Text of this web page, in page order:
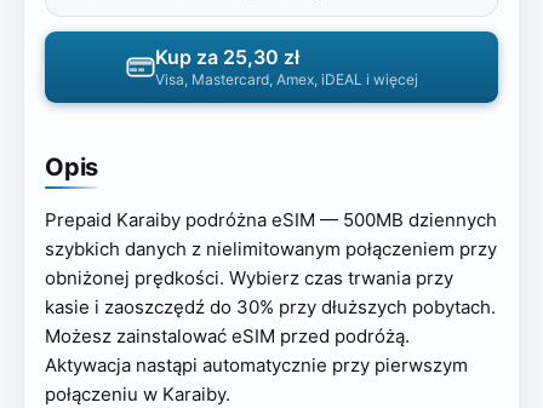
Opis
Prepaid Karaiby podróżna eSIM — 500MB dziennych
szybkich danych z nielimitowanym połączeniem przy
obniżonej prędkości. Wybierz czas trwania przy
kasie i zaoszczędź do 30% przy dłuższych pobytach.
Możesz zainstalować eSIM przed podróżą.
Aktywacja nastąpi automatycznie przy pierwszym
połączeniu w Karaiby.
Kup za 25,30 zł
Visa, Mastercard, Amex, iDEAL i więcej